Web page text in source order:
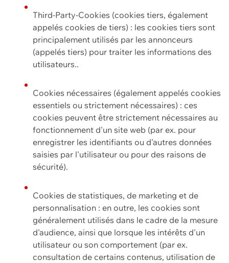
Third-Party-Cookies (cookies tiers, également
appelés cookies de tiers) : les cookies tiers sont
principalement utilisés par les annonceurs
(appelés tiers) pour traiter les informations des
utilisateurs..
Cookies nécessaires (également appelés cookies
essentiels ou strictement nécessaires) : ces
cookies peuvent être strictement nécessaires au
fonctionnement d'un site web (par ex. pour
enregistrer les identifiants ou d'autres données
saisies par l'utilisateur ou pour des raisons de
sécurité).
Cookies de statistiques, de marketing et de
personnalisation : en outre, les cookies sont
généralement utilisés dans le cadre de la mesure
d'audience, ainsi que lorsque les intérêts d'un
utilisateur ou son comportement (par ex.
consultation de certains contenus, utilisation de